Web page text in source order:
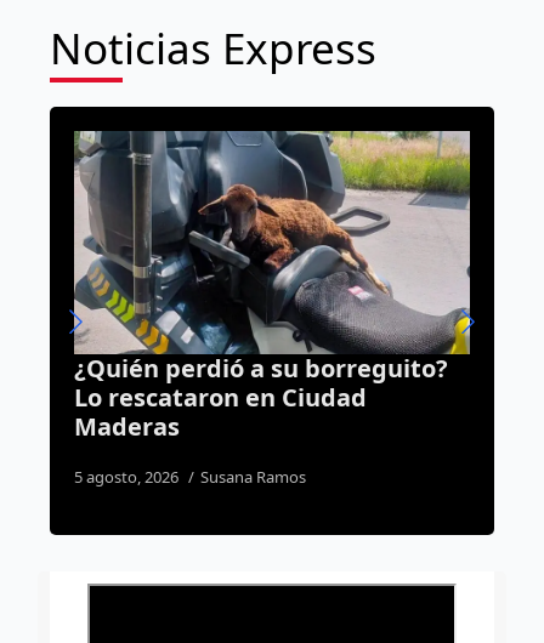
Noticias Express
Querétaro correrá por la fe;
anuncian la carrera “Corre por
tu llamado 2026”
5 agosto, 2026 José Morales